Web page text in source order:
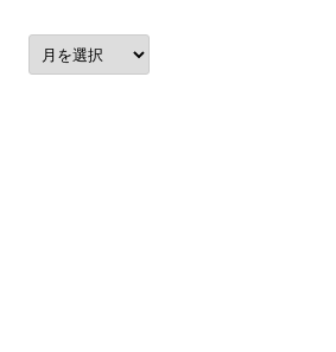
ア
ー
カ